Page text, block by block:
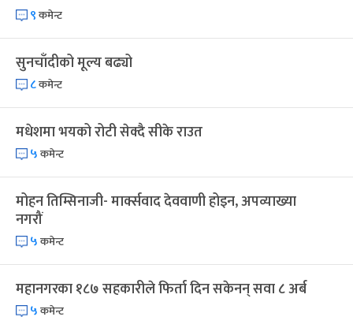
९कमेन्ट
सुनचाँदीको मूल्य बढ्यो
८कमेन्ट
मधेशमा भयको रोटी सेक्दै सीके राउत
५कमेन्ट
मोहन तिम्सिनाजी- मार्क्सवाद देववाणी होइन, अपव्याख्या
नगरौं
५कमेन्ट
महानगरका १८७ सहकारीले फिर्ता दिन सकेनन् सवा ८ अर्ब
५कमेन्ट